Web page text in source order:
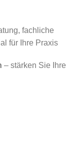
fachliche
für Ihre Praxis
– stärken Sie Ihre